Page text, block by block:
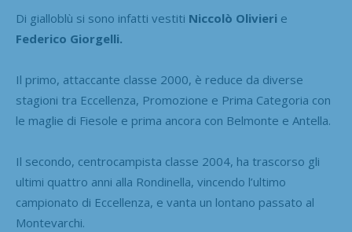
Di gialloblù si sono infatti vestiti Niccolò Olivieri e
Federico Giorgelli.
Il primo, attaccante classe 2000, è reduce da diverse
stagioni tra Eccellenza, Promozione e Prima Categoria con
le maglie di Fiesole e prima ancora con Belmonte e Antella.
Il secondo, centrocampista classe 2004, ha trascorso gli
ultimi quattro anni alla Rondinella, vincendo l’ultimo
campionato di Eccellenza, e vanta un lontano passato al
Montevarchi.